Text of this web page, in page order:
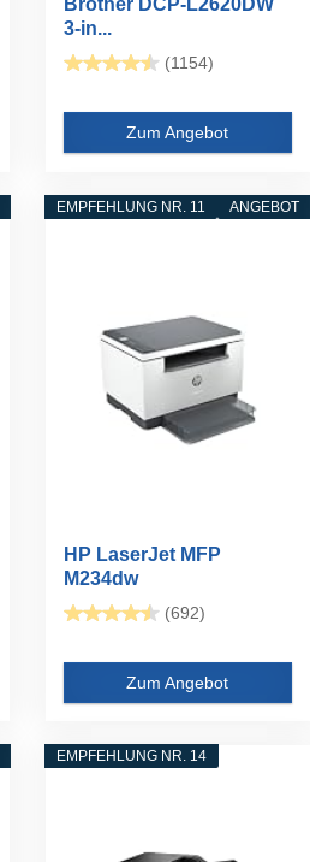
3-in...
(1154)
Zum Angebot
ANGEBOT
EMPFEHLUNG NR. 11
HP LaserJet MFP
M234dw
Multifunktionslaserdruck
er...
(692)
Zum Angebot
EMPFEHLUNG NR. 14